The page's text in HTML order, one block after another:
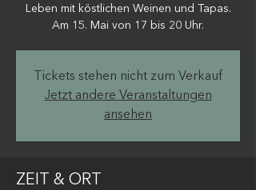
Leben mit köstlichen Weinen und Tapas.
Am 15. Mai von 17 bis 20 Uhr.
Tickets stehen nicht zum Verkauf
Jetzt andere Veranstaltungen
ansehen
ZEIT & ORT